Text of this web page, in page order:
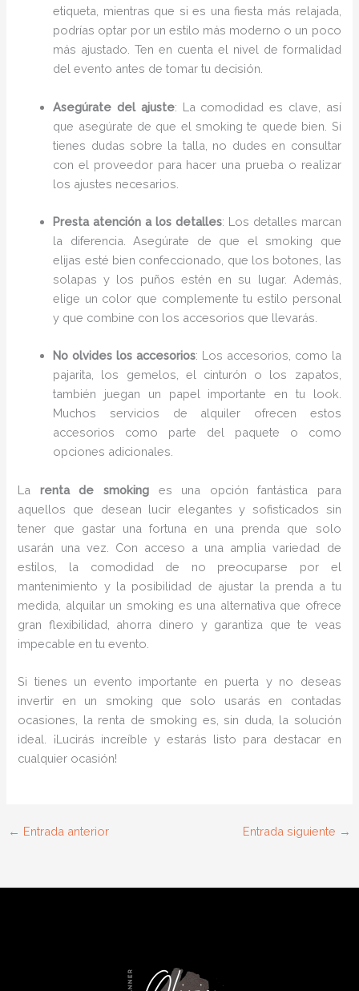
etiqueta, mientras que si es una fiesta más relajada,
podrías optar por un estilo más moderno o un poco
más ajustado. Ten en cuenta el nivel de formalidad
del evento antes de tomar tu decisión.
Asegúrate del ajuste: La comodidad es clave, así
que asegúrate de que el smoking te quede bien. Si
tienes dudas sobre la talla, no dudes en consultar
con el proveedor para hacer una prueba o realizar
los ajustes necesarios.
Presta atención a los detalles: Los detalles marcan
la diferencia. Asegúrate de que el smoking que
elijas esté bien confeccionado, que los botones, las
solapas y los puños estén en su lugar. Además,
elige un color que complemente tu estilo personal
y que combine con los accesorios que llevarás.
No olvides los accesorios: Los accesorios, como la
pajarita, los gemelos, el cinturón o los zapatos,
también juegan un papel importante en tu look.
Muchos servicios de alquiler ofrecen estos
accesorios como parte del paquete o como
opciones adicionales.
La renta de smoking es una opción fantástica para
aquellos que desean lucir elegantes y sofisticados sin
tener que gastar una fortuna en una prenda que solo
usarán una vez. Con acceso a una amplia variedad de
estilos, la comodidad de no preocuparse por el
mantenimiento y la posibilidad de ajustar la prenda a tu
medida, alquilar un smoking es una alternativa que ofrece
gran flexibilidad, ahorra dinero y garantiza que te veas
impecable en tu evento.
Si tienes un evento importante en puerta y no deseas
invertir en un smoking que solo usarás en contadas
ocasiones, la renta de smoking es, sin duda, la solución
ideal. ¡Lucirás increíble y estarás listo para destacar en
cualquier ocasión!
← Entrada anterior Entrada siguiente →